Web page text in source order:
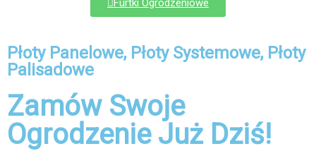
Furtki Ogrodzeniowe
Płoty Panelowe, Płoty Systemowe, Płoty
Palisadowe
Zamów Swoje
Ogrodzenie Już Dziś!